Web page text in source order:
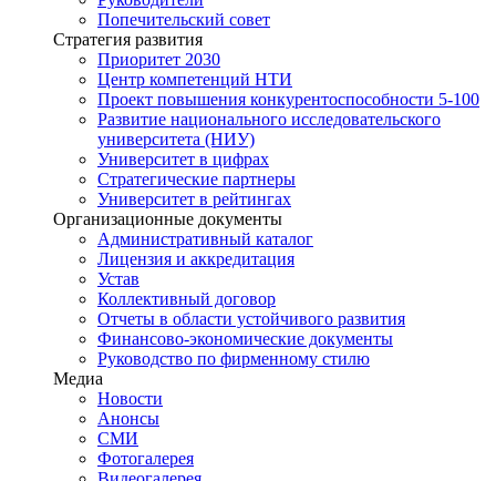
Попечительский совет
Стратегия развития
Приоритет 2030
Центр компетенций НТИ
Проект повышения конкурентоспособности 5-100
Развитие национального исследовательского
университета (НИУ)
Университет в цифрах
Стратегические партнеры
Университет в рейтингах
Организационные документы
Административный каталог
Лицензия и аккредитация
Устав
Коллективный договор
Отчеты в области устойчивого развития
Финансово-экономические документы
Руководство по фирменному стилю
Медиа
Новости
Анонсы
СМИ
Фотогалерея